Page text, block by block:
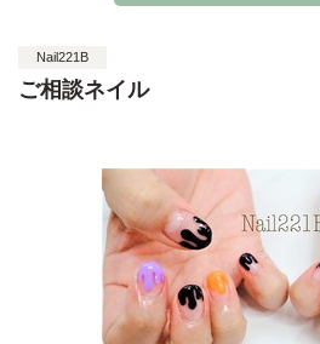
Nail221B
ご相談ネイル